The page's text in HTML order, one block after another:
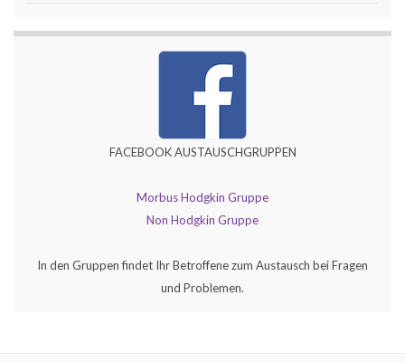
FACEBOOK AUSTAUSCHGRUPPEN
Morbus Hodgkin Gruppe
Non Hodgkin Gruppe
In den Gruppen findet Ihr Betroffene zum Austausch bei Fragen
und Problemen.